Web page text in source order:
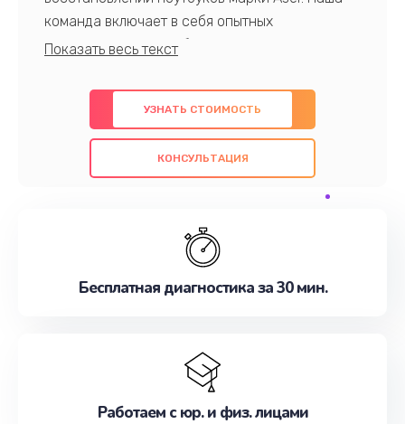
команда включает в себя опытных
профессионалов с обширными знаниями и
предлагаем быстрый и качественный ремонт с
использованием оригинальных компонентов, а
также гарантируем качество всех
проведенных работ. Наша цель - предоставить
наилучшим образом. Не медлите записаться на
УЗНАТЬ СТОИМОСТЬ
КОНСУЛЬТАЦИЯ
Бесплатная диагностика за 30 мин.
Работаем с юр. и физ. лицами